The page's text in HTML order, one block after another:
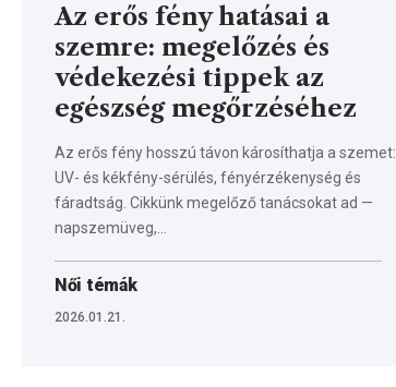
Az erős fény hatásai a
szemre: megelőzés és
védekezési tippek az
egészség megőrzéséhez
Az erős fény hosszú távon károsíthatja a szemet:
UV- és kékfény-sérülés, fényérzékenység és
fáradtság. Cikkünk megelőző tanácsokat ad —
napszemüveg,…
Női témák
2026.01.21.